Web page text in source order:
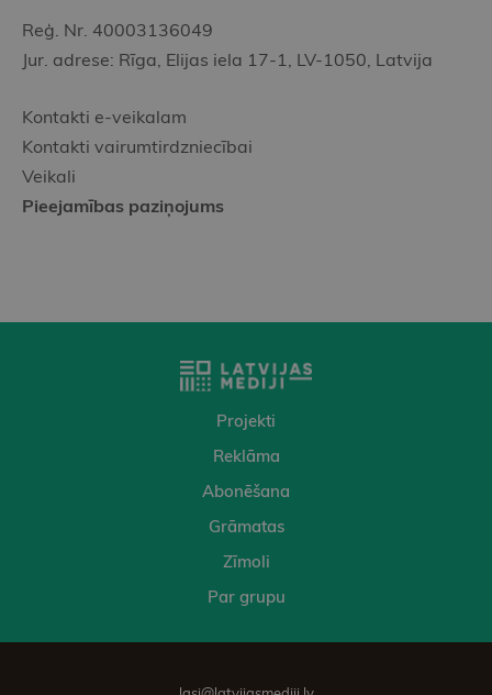
Reģ. Nr. 40003136049
Jur. adrese: Rīga, Elijas iela 17-1, LV-1050, Latvija
Kontakti e-veikalam
Kontakti vairumtirdzniecībai
Veikali
Pieejamības paziņojums
Projekti
Reklāma
Abonēšana
Grāmatas
Zīmoli
Par grupu